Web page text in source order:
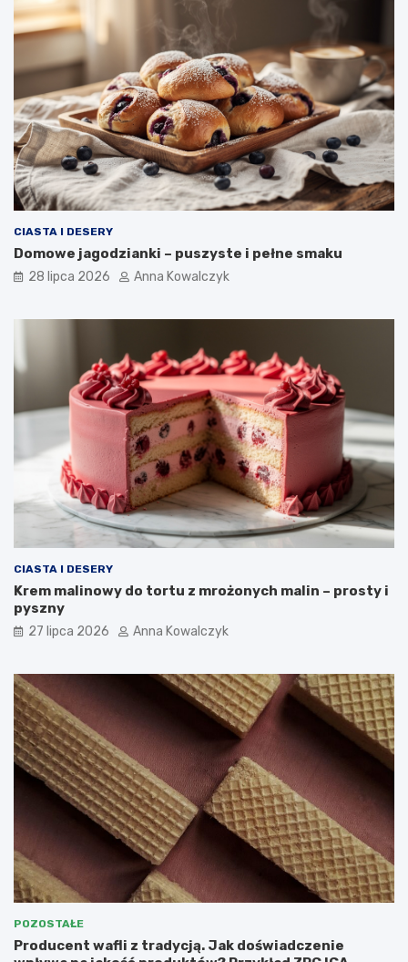
CIASTA I DESERY
Domowe jagodzianki – puszyste i pełne smaku
28 lipca 2026 Anna Kowalczyk
CIASTA I DESERY
Krem malinowy do tortu z mrożonych malin – prosty i
pyszny
27 lipca 2026 Anna Kowalczyk
POZOSTAŁE
Producent wafli z tradycją. Jak doświadczenie